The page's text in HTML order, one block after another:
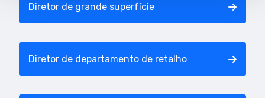
Diretor de grande superfície
Diretor de departamento de retalho